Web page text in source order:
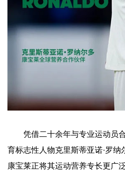
凭借二十余年与专业运动员合
育标志性人物克里斯蒂亚诺·罗纳
康宝莱正将其运动营养专长更广